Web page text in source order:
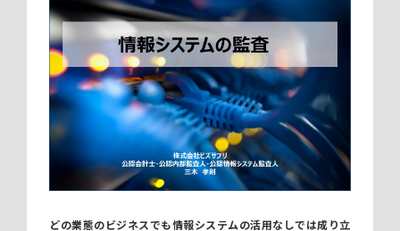
どの業態のビジネスでも情報システムの活用なしでは成り立